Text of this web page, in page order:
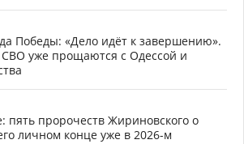
Победы: «Дело идёт к завершению».
уже прощаются с Одессой и
пять пророчеств Жириновского о
личном конце уже в 2026-м